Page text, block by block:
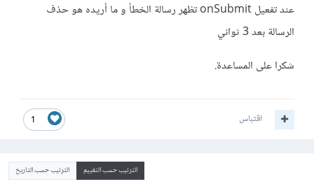
عند تفعيل onSubmit تظهر رسالة الخطأ و ما أريده هو حذف
الرسالة بعد 3 ثواني
شكرا على المساعدة.
1 اقتباس
الترتيب حسب التقييم الترتيب حسب التاريخ